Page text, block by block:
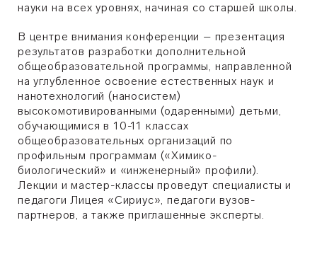
науки на всех уровнях, начиная со старшей школы.
В центре внимания конференции – презентация
результатов разработки дополнительной
общеобразовательной программы, направленной
на углубленное освоение естественных наук и
нанотехнологий (наносистем)
высокомотивированными (одаренными) детьми,
обучающимися в 10-11 классах
общеобразовательных организаций по
профильным программам («Химико-
биологический» и «инженерный» профили).
Лекции и мастер-классы проведут специалисты и
педагоги Лицея «Сириус», педагоги вузов-
партнеров, а также приглашенные эксперты.